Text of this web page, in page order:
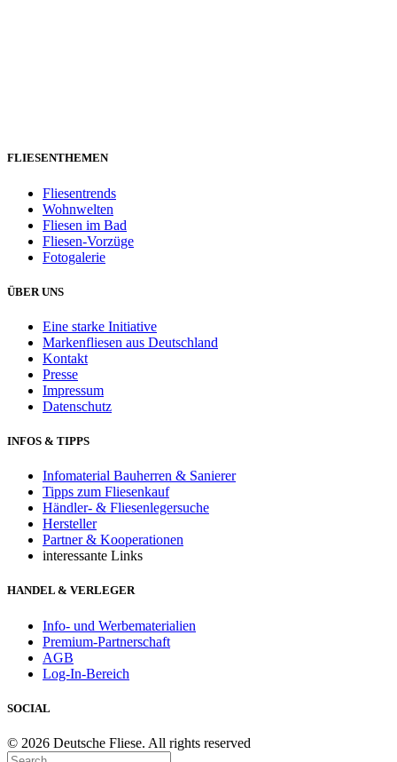
FLIESENTHEMEN
Fliesentrends
Wohnwelten
Fliesen im Bad
Fliesen-Vorzüge
Fotogalerie
ÜBER UNS
Eine starke Initiative
Markenfliesen aus Deutschland
Kontakt
Presse
Impressum
Datenschutz
INFOS & TIPPS
Infomaterial Bauherren & Sanierer
Tipps zum Fliesenkauf
Händler- & Fliesenlegersuche
Hersteller
Partner & Kooperationen
interessante Links
HANDEL & VERLEGER
Info- und Werbematerialien
Premium-Partnerschaft
AGB
Log-In-Bereich
SOCIAL
© 2026 Deutsche Fliese. All rights reserved